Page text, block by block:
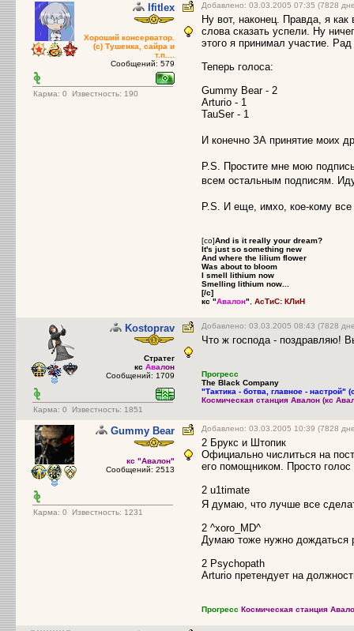
Ifitlex
Хороший консерватор.
(с) Тушенка, сайра и
т.п....
Сообщений: 579
Карма: 0 Известность: 190
Добавлено: 03.03.2005 07:35 (7828
Ну вот, наконец. Правда, я
слова сказать успели. Ну
этого я принимал участие.
Теперь голоса:
Gummy Bear - 2
Arturio - 1
TauSer - 1
И конечно ЗА принятие моих
P.S. Простите мне мою
всем остальным подписям.
P.S. И еще, имхо, кое-кому
[co]And is it really your dream?
It's just so something new
And where the lilium flower
Was about to bloom
I smell lithium now
Smelling lithium now...
[/c]
кс "Авалон" АсТиС: КЛиН
Kostoprav
Стратег
кс Авалон
Сообщений: 1709
Карма: 0 Известность: 1851
Добавлено: 03.03.2005 08:43 (7828
Что ж господа - поздравляю!
Прогресс
The Black Company
"Тактика - ботва, главное - настрой"
Космическая станция Авалон (кс
Gummy Bear
кс "Авалон"
Сообщений: 2513
Карма: 0 Известность: 1231
Добавлено: 03.03.2005 10:39 (7828
2 Брукс и Штопик
Официально числиться на
его помощником. Просто голос
2 u1timate
Я думаю, что лучше все
2 ^xoro_MD^
Думаю тоже нужно дождаться
2 Psychopath
Arturio претендует на
Прогресс Космическая станция